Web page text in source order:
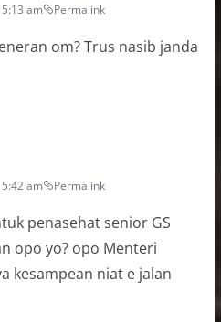
am Permalink
om? Trus nasib janda
am Permalink
penasehat senior GS
opo yo? opo Menteri
kesampean niat e jalan